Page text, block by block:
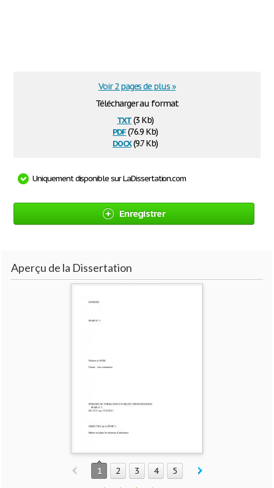
Télécharger au format
txt(3 Kb)
pdf(76.9 Kb)
docx(9.7 Kb)
Voir 2 pages de plus »
Uniquement disponible sur LaDissertation.com
Enregistrer
Aperçu de la Dissertation
1 2 3 4 5